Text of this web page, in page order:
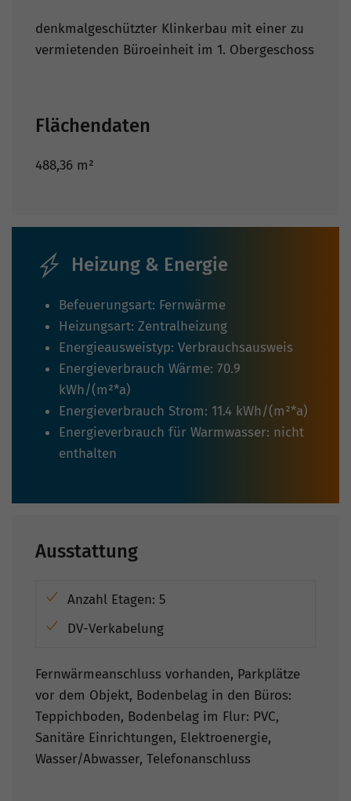
denkmalgeschützter Klinkerbau mit einer zu
vermietenden Büroeinheit im 1. Obergeschoss
Flächendaten
488,36 m²
Heizung & Energie
Befeuerungsart: Fernwärme
Heizungsart: Zentralheizung
Energieausweistyp: Verbrauchsausweis
Energieverbrauch Wärme: 70.9
kWh/(m²*a)
Energieverbrauch Strom: 11.4 kWh/(m²*a)
Energieverbrauch für Warmwasser: nicht
enthalten
Ausstattung
Anzahl Etagen: 5
DV-Verkabelung
Fernwärmeanschluss vorhanden, Parkplätze
vor dem Objekt, Bodenbelag in den Büros:
Teppichboden, Bodenbelag im Flur: PVC,
Sanitäre Einrichtungen, Elektroenergie,
Wasser/Abwasser, Telefonanschluss